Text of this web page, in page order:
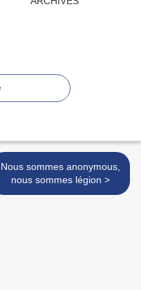
Nous sommes anonymous,
nous sommes légion >